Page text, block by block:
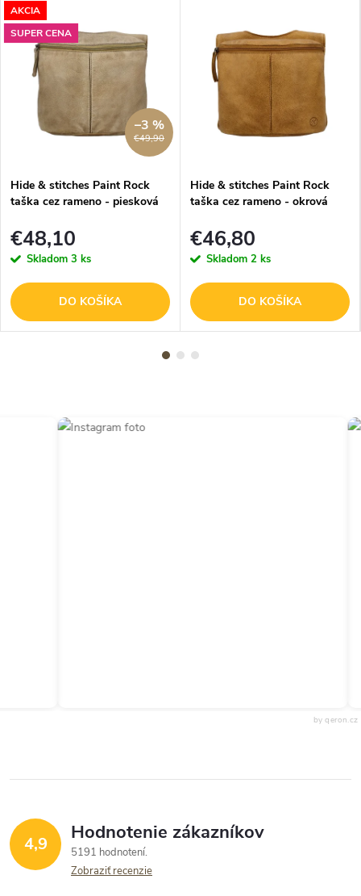
AKCIA
SUPER CENA
€49,90
–3 %
Hide & stitches Paint Rock
taška cez rameno - piesková
€48,10
Skladom 3 ks
DO KOŠÍKA
Hide & stitches Paint Rock
taška cez rameno - okrová
€46,80
Skladom 2 ks
DO KOŠÍKA
by qeron.cz
4,9 Hodnotenie zákazníkov
5191 hodnotení
Zobraziť recenzie